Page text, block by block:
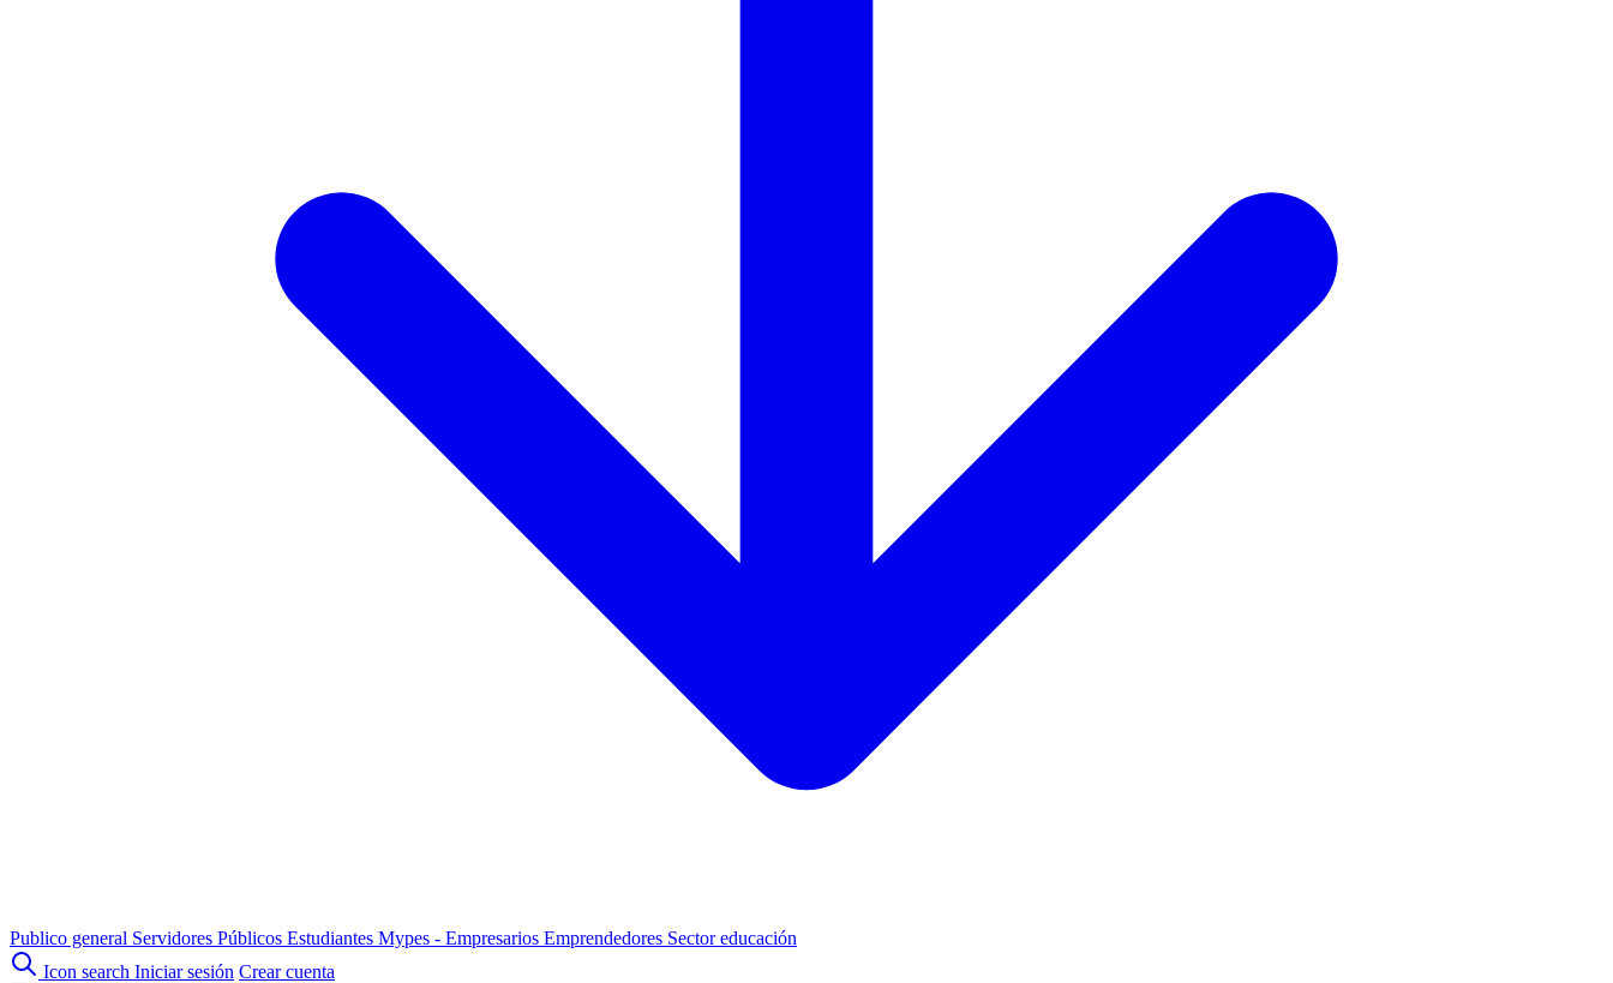
Publico general Servidores Públicos Estudiantes Mypes - Empresarios Emprendedores Sector educación
Icon search Iniciar sesión Crear cuenta